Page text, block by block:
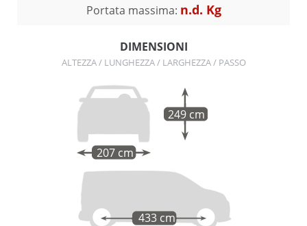
Portata massima: n.d. Kg
DIMENSIONI
ALTEZZA / LUNGHEZZA / LARGHEZZA / PASSO
207 cm
249 cm
433 cm